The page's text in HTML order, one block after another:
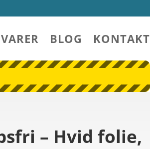
VARER BLOG KONTAKT
– Hvid folie,